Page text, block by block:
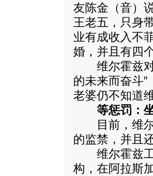
友陈金（音）
王老五，只身
业有成收入不
婚，并且有四
维尔霍兹对
的未来而奋斗
老婆仍不知道
等惩罚：
目前，维尔
的监禁，并且
维尔霍兹工
构，在阿拉斯